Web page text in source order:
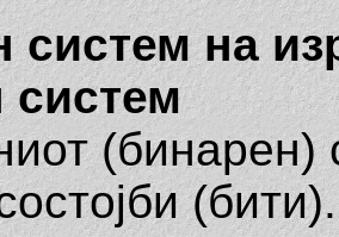
систем на
систем